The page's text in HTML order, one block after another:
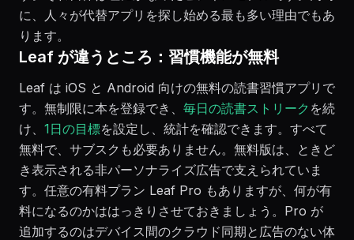
に、人々が代替アプリを探し始める最も多い理由でもあ
ります。
Leaf が違うところ：習慣機能が無料
Leaf は iOS と Android 向けの無料の読書習慣アプリで
す。無制限に本を登録でき、 毎日の読書ストリーク を続
け、 1日の目標を設定し、統計を確認できます。すべて
無料で、サブスクも必要ありません。無料版は、ときど
き表示される非パーソナライズ広告で支えられていま
す。任意の有料プラン Leaf Pro もありますが、何が有
料になるのかははっきりさせておきましょう。Pro が
追加するのはデバイス間のクラウド同期と広告のない体